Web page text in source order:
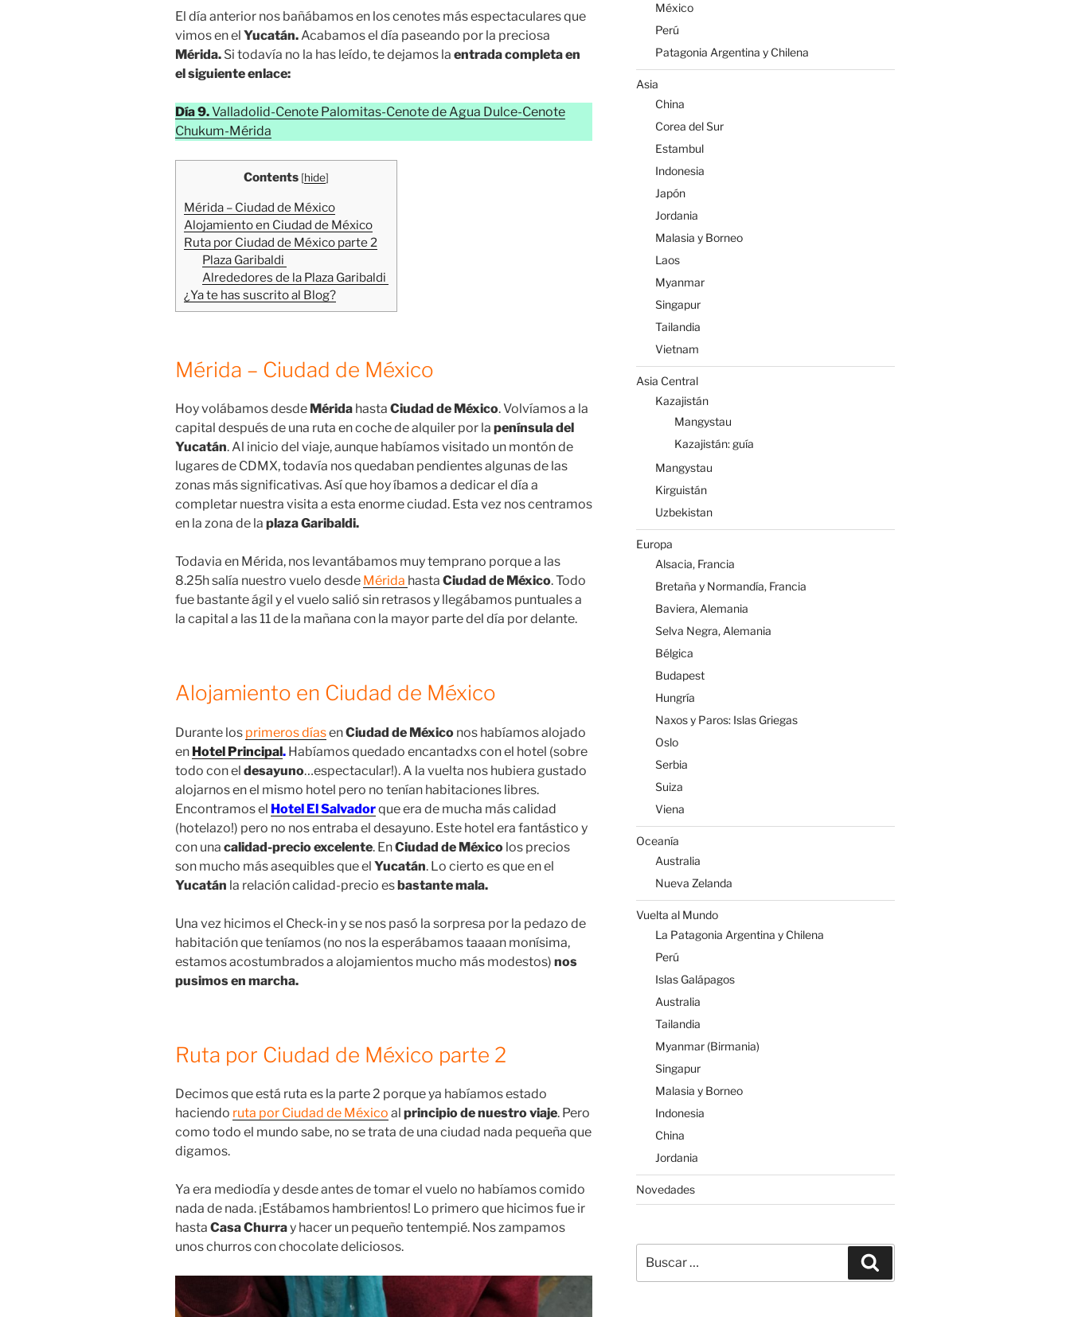
El día anterior nos bañábamos en los cenotes más espectaculares que
vimos en el Yucatán.Acabamos el día paseando por la preciosa
Mérida. Si todavía no la has leído, te dejamos la entrada completa en
el siguiente enlace:
Día 9.Valladolid-Cenote Palomitas-Cenote de Agua Dulce-Cenote
Chukum-Mérida
Contents [hide]
Mérida – Ciudad de México
Alojamiento en Ciudad de México
Ruta por Ciudad de México parte 2
Plaza Garibaldi
Alrededores de la Plaza Garibaldi
¿Ya te has suscrito al Blog?
Mérida – Ciudad de México
Hoy volábamos desde Mérida hasta Ciudad de México. Volvíamos a la
capital después de una ruta en coche de alquiler por la península del
Yucatán. Al inicio del viaje, aunque habíamos visitado un montón de
lugares de CDMX, todavía nos quedaban pendientes algunas de las
zonas más significativas. Así que hoy íbamos a dedicar el día a
completar nuestra visita a esta enorme ciudad. Esta vez nos centramos
en la zona de la plaza Garibaldi.
Todavia en Mérida, nos levantábamos muy temprano porque a las
8.25h salía nuestro vuelo desde Mérida hasta Ciudad de México. Todo
fue bastante ágil y el vuelo salió sin retrasos y llegábamos puntuales a
la capital a las 11 de la mañana con la mayor parte del día por delante.
Alojamiento en Ciudad de México
Durante los primeros díasenCiudad de México nos habíamos alojado
en Hotel Principal. Habíamos quedado encantadxs con el hotel (sobre
todo con el desayuno…espectacular!). A la vuelta nos hubiera gustado
alojarnos en el mismo hotel pero no tenían habitaciones libres.
Encontramos el Hotel El Salvadorque era de mucha más calidad
(hotelazo!) pero no nos entraba el desayuno. Este hotel era fantástico y
con una calidad-precio excelente. EnCiudad de México los precios
son mucho más asequibles que el Yucatán. Lo cierto es que en el
Yucatán la relación calidad-precio esbastante mala.
Una vez hicimos el Check-in y se nos pasó la sorpresa por la pedazo de
habitación que teníamos (no nos la esperábamos taaaan monísima,
estamos acostumbrados a alojamientos mucho más modestos) nos
pusimos en marcha.
Ruta por Ciudad de México parte 2
Decimos que está ruta es la parte 2 porque ya habíamos estado
haciendo ruta por Ciudad de México al principio de nuestro viaje. Pero
como todo el mundo sabe, no se trata de una ciudad nada pequeña que
digamos.
Ya era mediodía y desde antes de tomar el vuelo no habíamos comido
nada de nada. ¡Estábamos hambrientos! Lo primero que hicimos fue ir
hasta Casa Churray hacer un pequeño tentempié. Nos zampamos
unos churros con chocolate deliciosos.
México
Perú
Patagonia Argentina y Chilena
Asia
China
Corea del Sur
Estambul
Indonesia
Japón
Jordania
Malasia y Borneo
Laos
Myanmar
Singapur
Tailandia
Vietnam
Asia Central
Kazajistán
Mangystau
Kazajistán: guía
Mangystau
Kirguistán
Uzbekistan
Europa
Alsacia, Francia
Bretaña y Normandía, Francia
Baviera, Alemania
Selva Negra, Alemania
Bélgica
Budapest
Hungría
Naxos y Paros: Islas Griegas
Oslo
Serbia
Suiza
Viena
Oceanía
Australia
Nueva Zelanda
Vuelta al Mundo
La Patagonia Argentina y Chilena
Perú
Islas Galápagos
Australia
Tailandia
Myanmar (Birmania)
Singapur
Malasia y Borneo
Indonesia
China
Jordania
Novedades
por: